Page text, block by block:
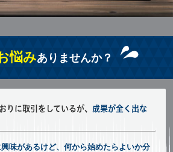
悩みありませんか？
りに取引をしているが、 成果が全く出な
味があるけど、何から始めたらよいか分